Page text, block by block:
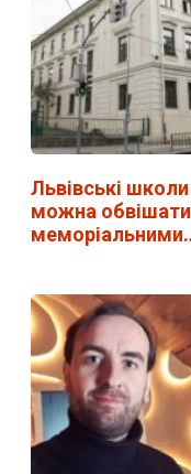
Львівські школи
можна обвішати
меморіальними